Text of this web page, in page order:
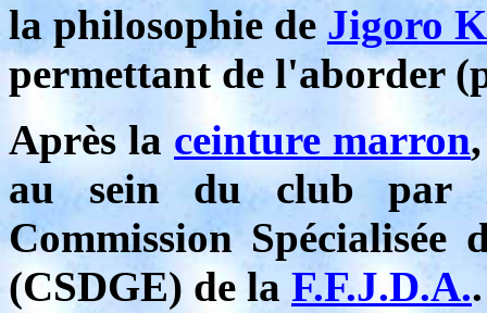
la philosophie de Jigoro
permettant de l'aborder
Après la ceinture marron
au sein du club par
Commission Spécialisée
(CSDGE) de la F.F.J.D.A..